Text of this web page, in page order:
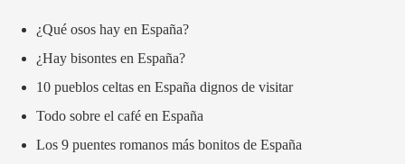
¿Qué osos hay en España?
¿Hay bisontes en España?
10 pueblos celtas en España dignos de visitar
Todo sobre el café en España
Los 9 puentes romanos más bonitos de España